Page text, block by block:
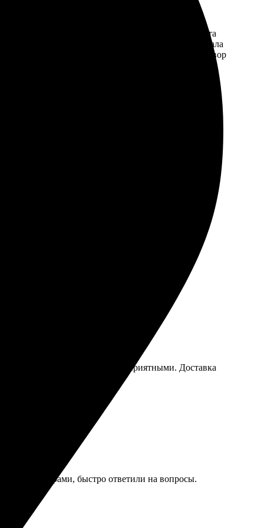
и понятный. Качество печати отличное, цвета
деталей, все части идеально стыкуются. Порадовала
оформлением, рекомендую всем любителям твор
быстро, обслуживание профессиональное. Очень
Пазлы получились яркими и приятными. Доставка
с менеджерами, быстро ответили на вопросы.
всем!